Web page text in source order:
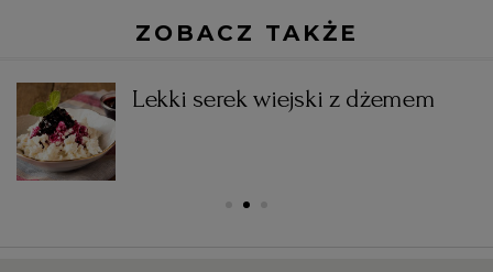
ZOBACZ TAKŻE
Lekki serek wiejski z dżemem